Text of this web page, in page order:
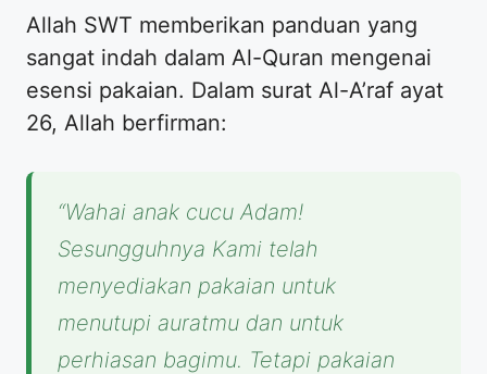
​Allah SWT memberikan panduan yang
sangat indah dalam Al-Quran mengenai
esensi pakaian. Dalam surat Al-A’raf ayat
26, Allah berfirman:
“Wahai anak cucu Adam!
Sesungguhnya Kami telah
menyediakan pakaian untuk
menutupi auratmu dan untuk
perhiasan bagimu. Tetapi pakaian